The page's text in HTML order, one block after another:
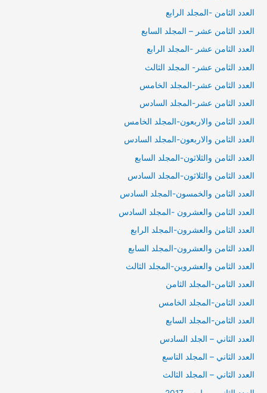
العدد الثامن -المجلد الرابع
العدد الثامن عشر – المجلد السابع
العدد الثامن عشر -المجلد الرابع
العدد الثامن عشر- المجلد الثالث
العدد الثامن عشر-المجلد الخامس
العدد الثامن عشر-المجلد السادس
العدد الثامن والاربعون-المجلد الخامس
العدد الثامن والاربعون-المجلد السادس
العدد الثامن والثلاثون-المجلد السابع
العدد الثامن والثلاثون-المجلد السادس
العدد الثامن والخمسون-المجلد السادس
العدد الثامن والعشرون -المجلد السادس
العدد الثامن والعشرون-المجلد الرابع
العدد الثامن والعشرون-المجلد السابع
العدد الثامن والعشروين-المجلد الثالث
العدد الثامن-المجلد الثامن
العدد الثامن-المجلد الخامس
العدد الثامن-المجلد السابع
العدد الثاني – الجلد السادس
العدد الثاني – المجلد التاسع
العدد الثاني – المجلد الثالث